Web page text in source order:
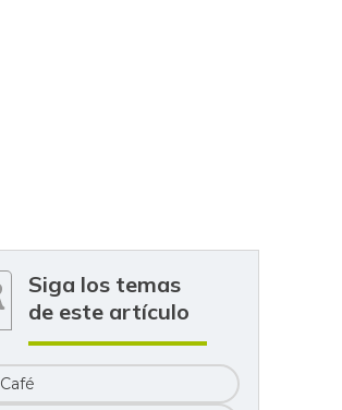
Siga los temas
de este artículo
Café